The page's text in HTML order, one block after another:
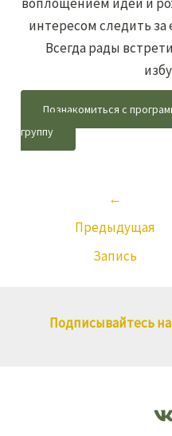
интересом следить за
Всегда рады
Познакомиться с
группу
←
Предыдущая
Запись
Подписывайтесь